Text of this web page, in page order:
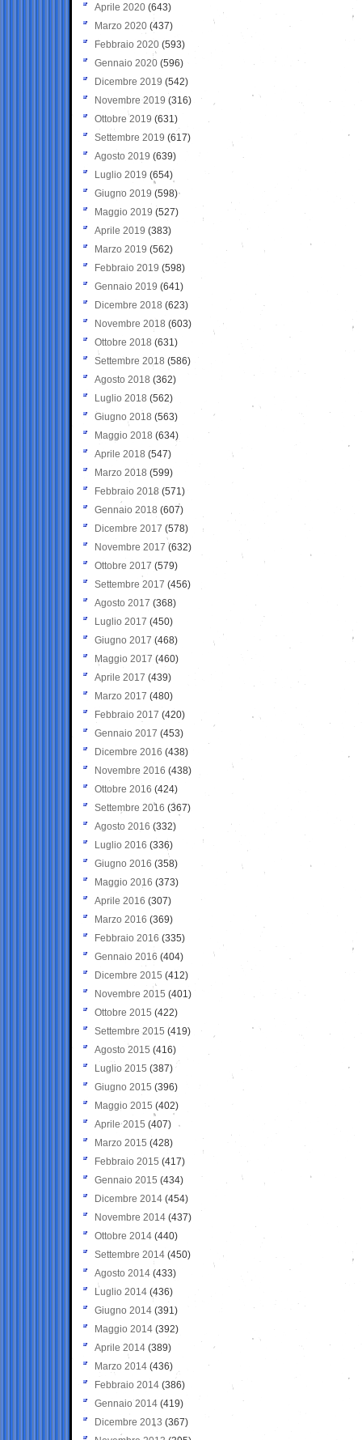
Aprile 2020 (643)
Marzo 2020 (437)
Febbraio 2020 (593)
Gennaio 2020 (596)
Dicembre 2019 (542)
Novembre 2019 (316)
Ottobre 2019 (631)
Settembre 2019 (617)
Agosto 2019 (639)
Luglio 2019 (654)
Giugno 2019 (598)
Maggio 2019 (527)
Aprile 2019 (383)
Marzo 2019 (562)
Febbraio 2019 (598)
Gennaio 2019 (641)
Dicembre 2018 (623)
Novembre 2018 (603)
Ottobre 2018 (631)
Settembre 2018 (586)
Agosto 2018 (362)
Luglio 2018 (562)
Giugno 2018 (563)
Maggio 2018 (634)
Aprile 2018 (547)
Marzo 2018 (599)
Febbraio 2018 (571)
Gennaio 2018 (607)
Dicembre 2017 (578)
Novembre 2017 (632)
Ottobre 2017 (579)
Settembre 2017 (456)
Agosto 2017 (368)
Luglio 2017 (450)
Giugno 2017 (468)
Maggio 2017 (460)
Aprile 2017 (439)
Marzo 2017 (480)
Febbraio 2017 (420)
Gennaio 2017 (453)
Dicembre 2016 (438)
Novembre 2016 (438)
Ottobre 2016 (424)
Settembre 2016 (367)
Agosto 2016 (332)
Luglio 2016 (336)
Giugno 2016 (358)
Maggio 2016 (373)
Aprile 2016 (307)
Marzo 2016 (369)
Febbraio 2016 (335)
Gennaio 2016 (404)
Dicembre 2015 (412)
Novembre 2015 (401)
Ottobre 2015 (422)
Settembre 2015 (419)
Agosto 2015 (416)
Luglio 2015 (387)
Giugno 2015 (396)
Maggio 2015 (402)
Aprile 2015 (407)
Marzo 2015 (428)
Febbraio 2015 (417)
Gennaio 2015 (434)
Dicembre 2014 (454)
Novembre 2014 (437)
Ottobre 2014 (440)
Settembre 2014 (450)
Agosto 2014 (433)
Luglio 2014 (436)
Giugno 2014 (391)
Maggio 2014 (392)
Aprile 2014 (389)
Marzo 2014 (436)
Febbraio 2014 (386)
Gennaio 2014 (419)
Dicembre 2013 (367)